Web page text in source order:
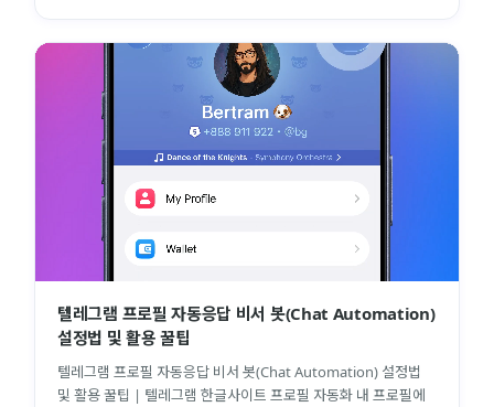
텔레그램 프로필 자동응답 비서 봇(Chat Automation)
설정법 및 활용 꿀팁
텔레그램 프로필 자동응답 비서 봇(Chat Automation) 설정법
및 활용 꿀팁 | 텔레그램 한글사이트 프로필 자동화 내 프로필에